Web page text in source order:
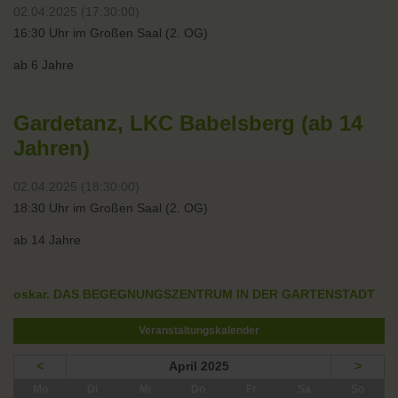
02.04.2025 (17:30:00)
16:30 Uhr im Großen Saal (2. OG)
ab 6 Jahre
Gardetanz, LKC Babelsberg (ab 14
Jahren)
02.04.2025 (18:30:00)
18:30 Uhr im Großen Saal (2. OG)
ab 14 Jahre
oskar. DAS BEGEGNUNGSZENTRUM IN DER GARTENSTADT
Veranstaltungskalender
< April 2025 >